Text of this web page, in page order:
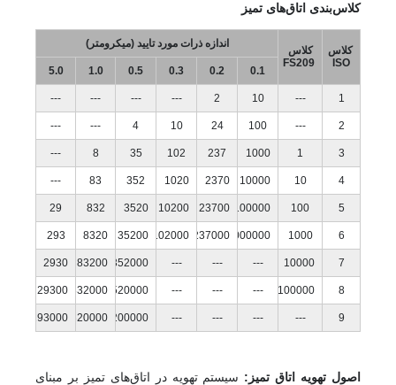
کلاس‌بندی اتاق‌های تمیز
کلاس
ISO
کلاس
FS209
اندازه ذرات مورد تایید (میکرومتر)
0.1
0.2
0.3
0.5
1.0
5.0
1
---
10
2
---
---
---
---
2
---
100
24
10
4
---
---
3
1
1000
237
102
35
8
---
4
10
10000
2370
1020
352
83
---
5
100
100000
23700
10200
3520
832
29
6
1000
1000000
237000
102000
35200
8320
293
7
10000
---
---
---
352000
83200
2930
8
100000
---
---
---
3520000
832000
29300
9
---
---
---
---
35200000
8320000
293000
اصول تهویه اتاق تمیز: سیستم تهویه در اتاق‌های تمیز بر مبنای